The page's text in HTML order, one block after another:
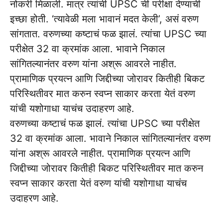
नोकरी मिळाली. मात्र त्यांची UPSC ची परीक्षा देण्याची
इच्छा होती. ‘त्यावेळी मला भावानं मदत केली’, असं वरुण
सांगतात. वरुणच्या कष्टाचं फळ झालं. त्यांचा UPSC च्या
परीक्षेत 32 वा क्रमांक आला. भावाने निकाल
सांगितल्यानंतर वरुण यांना अश्रू आवरले नाहीत.
प्रामाणिक प्रयत्न आणि जिद्दीच्या जोरावर कितीही बिकट
परिस्थितीवर मात करुन स्वप्न साकार करता येतं वरुण
यांची यशोगाधा याचंच उदाहरण आहे.
वरुणच्या कष्टाचं फळ झालं. त्यांचा UPSC च्या परीक्षेत
32 वा क्रमांक आला. भावाने निकाल सांगितल्यानंतर वरुण
यांना अश्रू आवरले नाहीत. प्रामाणिक प्रयत्न आणि
जिद्दीच्या जोरावर कितीही बिकट परिस्थितीवर मात करुन
स्वप्न साकार करता येतं वरुण यांची यशोगाधा याचंच
उदाहरण आहे.